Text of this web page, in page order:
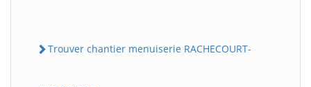
Trouver chantier menuiserie RACHECOURT-